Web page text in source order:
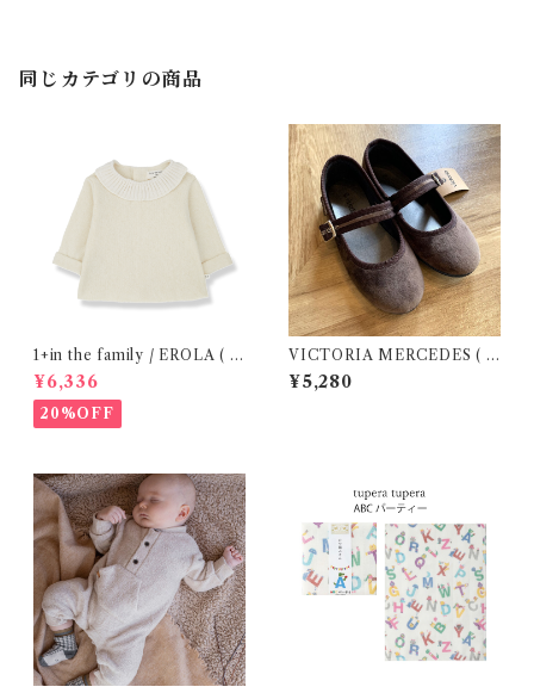
同じカテゴリの商品
1+in the family / EROLA ( 2
4m )
¥6,336
20%OFF
VICTORIA MERCEDES ( 2
9-34 / Testa )
¥5,280